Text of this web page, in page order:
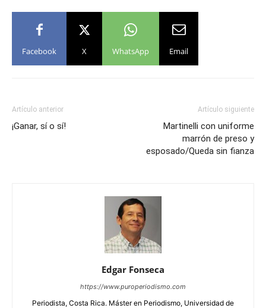
Facebook X WhatsApp Email
Artículo anterior
¡Ganar, sí o sí!
Artículo siguiente
Martinelli con uniforme
marrón de preso y
esposado/Queda sin fianza
Edgar Fonseca
https://www.puroperiodismo.com
Periodista, Costa Rica. Máster en Periodismo, Universidad de